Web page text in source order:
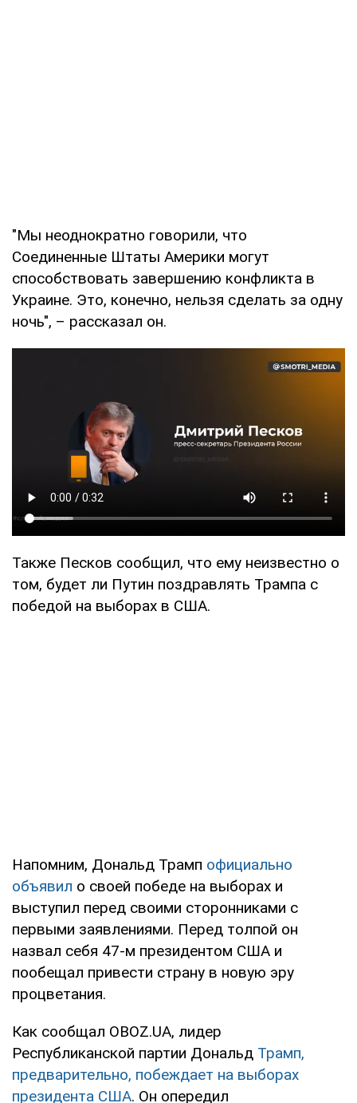
"Мы неоднократно говорили, что
Соединенные Штаты Америки могут
способствовать завершению конфликта в
Украине. Это, конечно, нельзя сделать за одну
ночь", – рассказал он.
Также Песков сообщил, что ему неизвестно о
том, будет ли Путин поздравлять Трампа с
победой на выборах в США.
Напомним, Дональд Трамп официально
объявил о своей победе на выборах и
выступил перед своими сторонниками с
первыми заявлениями. Перед толпой он
назвал себя 47-м президентом США и
пообещал привести страну в новую эру
процветания.
Как сообщал OBOZ.UA, лидер
Республиканской партии Дональд Трамп,
предварительно, побеждает на выборах
президента США. Он опередил